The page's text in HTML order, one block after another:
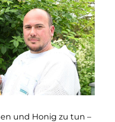
und Honig zu tun –